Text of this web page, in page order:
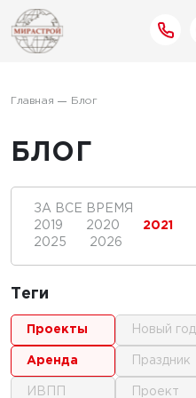
Главная Блог
БЛОГ
ЗА ВСЕ ВРЕМЯ
2019
2020 2021
2025
2026
Теги
проекты
аренда
ИВПП
новый год
праздник
проект